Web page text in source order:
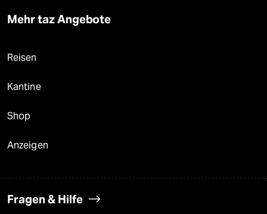
Mehr taz Angebote
Reisen
Kantine
Shop
Anzeigen
Fragen & Hilfe